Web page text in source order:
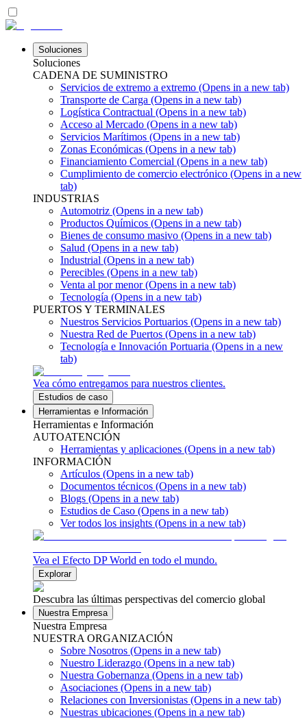
Soluciones
Soluciones
CADENA DE SUMINISTRO
Servicios de extremo a extremo (Opens in a new tab)
Transporte de Carga (Opens in a new tab)
Logística Contractual (Opens in a new tab)
Acceso al Mercado (Opens in a new tab)
Servicios Marítimos (Opens in a new tab)
Zonas Económicas (Opens in a new tab)
Financiamiento Comercial (Opens in a new tab)
Cumplimiento de comercio electrónico (Opens in a new
tab)
INDUSTRIAS
Automotriz (Opens in a new tab)
Productos Químicos (Opens in a new tab)
Bienes de consumo masivo (Opens in a new tab)
Salud (Opens in a new tab)
Industrial (Opens in a new tab)
Perecibles (Opens in a new tab)
Venta al por menor(Opens in a new tab)
Tecnología (Opens in a new tab)
PUERTOS Y TERMINALES
Nuestros Servicios Portuarios (Opens in a new tab)
Nuestra Red de Puertos (Opens in a new tab)
Tecnología e Innovación Portuaria (Opens in a new
tab)
Vea cómo entregamos para nuestros clientes.
Estudios de caso
Herramientas e Información
Herramientas e Información
AUTOATENCIÓN
Herramientas y aplicaciones (Opens in a new tab)
INFORMACIÓN
Artículos (Opens in a new tab)
Documentos técnicos (Opens in a new tab)
Blogs (Opens in a new tab)
Estudios de Caso (Opens in a new tab)
Ver todos los insights (Opens in a new tab)
Vea el Efecto DP World en todo el mundo.
Explorar
Descubra las últimas perspectivas del comercio global
Nuestra Empresa
Nuestra Empresa
NUESTRA ORGANIZACIÓN
Sobre Nosotros (Opens in a new tab)
Nuestro Liderazgo (Opens in a new tab)
Nuestra Gobernanza (Opens in a new tab)
Asociaciones (Opens in a new tab)
Relaciones con Inversionistas (Opens in a new tab)
Nuestras ubicaciones (Opens in a new tab)